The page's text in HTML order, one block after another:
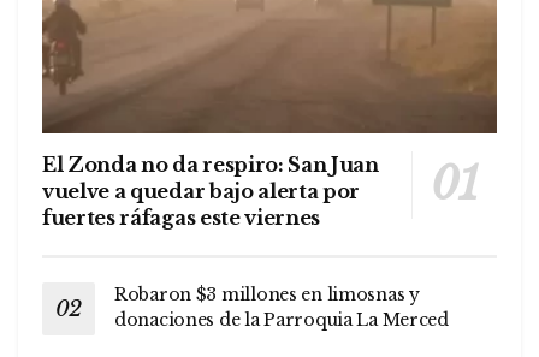
El Zonda no da respiro: San Juan
vuelve a quedar bajo alerta por
fuertes ráfagas este viernes
Robaron $3 millones en limosnas y
donaciones de la Parroquia La Merced